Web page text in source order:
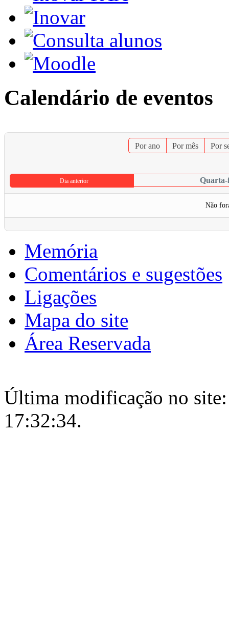
Calendário de eventos
Por ano Por mês Por
Dia anterior Quarta-
Não
Memória
Comentários e sugestões
Ligações
Mapa do site
Área Reservada
Última modificação no
17:32:34.